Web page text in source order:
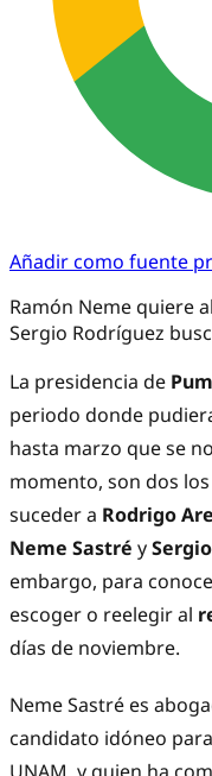
Añadir como fuente
Ramón Neme quiere
Sergio Rodríguez
La presidencia de
periodo donde
hasta marzo que se
momento, son dos
suceder a Rodrigo
Neme Sastré y
embargo, para
escoger o reelegir al
días de noviembre.
Neme Sastré es
candidato idóneo para